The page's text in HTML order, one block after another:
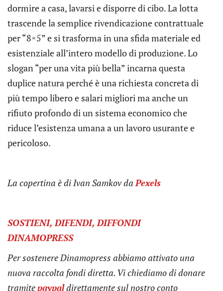
dormire a casa, lavarsi e disporre di cibo. La lotta
trascende la semplice rivendicazione contrattuale
per “8×5” e si trasforma in una sfida materiale ed
esistenziale all’intero modello di produzione. Lo
slogan “per una vita più bella” incarna questa
duplice natura perché è una richiesta concreta di
più tempo libero e salari migliori ma anche un
rifiuto profondo di un sistema economico che
riduce l’esistenza umana a un lavoro usurante e
pericoloso.
La copertina è di Ivan Samkov daPexels
SOSTIENI, DIFENDI, DIFFONDI
DINAMOPRESS
Per sostenere Dinamopress abbiamo attivato una
nuova raccolta fondi diretta. Vi chiediamo di donare
tramitepaypaldirettamente sul nostro conto